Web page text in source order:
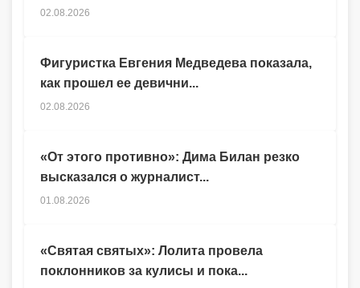
02.08.2026
Фигуристка Евгения Медведева показала,
как прошел ее девични...
02.08.2026
«От этого противно»: Дима Билан резко
высказался о журналист...
01.08.2026
«Святая святых»: Лолита провела
поклонников за кулисы и пока...